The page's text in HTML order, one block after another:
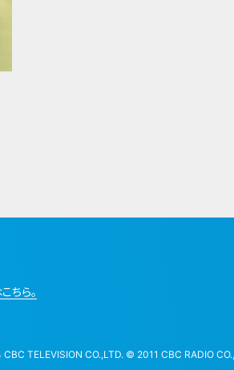
ちら。
TELEVISION CO.,LTD. © 2011 CBC RADIO